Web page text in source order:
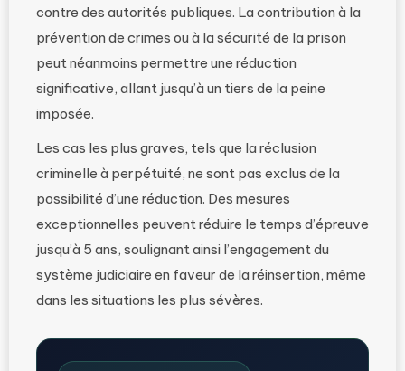
contre des autorités publiques. La contribution à la
prévention de crimes ou à la sécurité de la prison
peut néanmoins permettre une réduction
significative, allant jusqu’à un tiers de la peine
imposée.
Les cas les plus graves, tels que la réclusion
criminelle à perpétuité, ne sont pas exclus de la
possibilité d’une réduction. Des mesures
exceptionnelles peuvent réduire le temps d’épreuve
jusqu’à 5 ans, soulignant ainsi l’engagement du
système judiciaire en faveur de la réinsertion, même
dans les situations les plus sévères.